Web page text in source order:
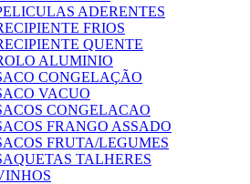
ADERENTES
FRIOS
QUENTE
ALUMINIO
CONGELAÇÃO
VACUO
CONGELACAO
FRANGO ASSADO
FRUTA/LEGUMES
TALHERES